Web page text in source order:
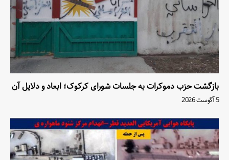
بازگشت حزب دموکرات به جلسات شورای کرکوک؛ ابعاد و دلایل آن
5 آگوست 2026